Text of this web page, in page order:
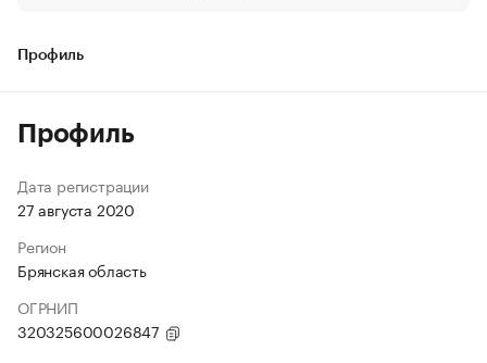
Профиль
Профиль
Дата регистрации
27 августа 2020
Регион
Брянская область
ОГРНИП
320325600026847